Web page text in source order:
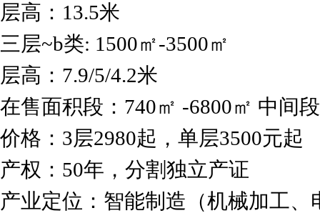
层高：13.5米
三层~b类: 1500㎡-3500㎡
层高：7.9/5/4.2米
在售面积段：740㎡ -6800㎡ 中间
价格：3层2980起，单层3500元起
产权：50年，分割独立产证
产业定位：智能制造（机械加工